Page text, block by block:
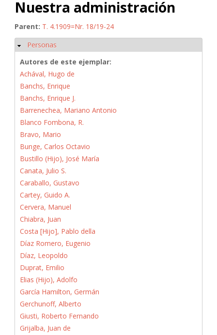
Nuestra administración
Parent: T. 4.1909=Nr. 18/19-24
Ocultar
Personas
Autores de este ejemplar:
Achával, Hugo de
Banchs, Enrique
Banchs, Enrique J.
Barrenechea, Mariano Antonio
Blanco Fombona, R.
Bravo, Mario
Bunge, Carlos Octavio
Bustillo (Hijo), José María
Canata, Julio S.
Caraballo, Gustavo
Cartey, Guido A.
Cervera, Manuel
Chiabra, Juan
Costa [Hijo], Pablo della
Díaz Romero, Eugenio
Díaz, Leopoldo
Duprat, Emilio
Elias (Hijo), Adolfo
García Hamilton, Germán
Gerchunoff, Alberto
Giusti, Roberto Fernando
Grijalba, Juan de